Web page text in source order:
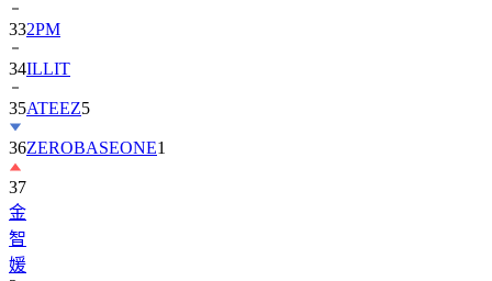
332PM
34ILLIT
35ATEEZ5
36ZEROBASEONE1
37
金
智
媛